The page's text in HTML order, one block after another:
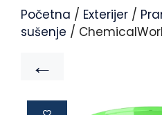
Početna / Exterijer /
sušenje /
←